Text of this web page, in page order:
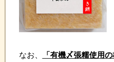
なお、
「有機〆張糯使用